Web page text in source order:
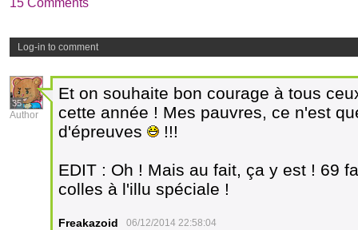
15 Comments
Log-in to comment
35
Author
Et on souhaite bon courage à tous
cette année ! Mes pauvres, ce n'est
d'épreuves
!!!
EDIT : Oh ! Mais au fait, ça y est ! 69
colles à l'illu spéciale !
Freakazoid 06/12/2014 22:58:04